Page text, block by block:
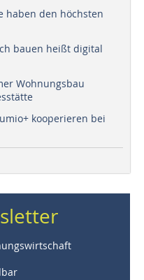
haben den höchsten
bauen heißt digital
Wohnungsbau
kooperieren bei